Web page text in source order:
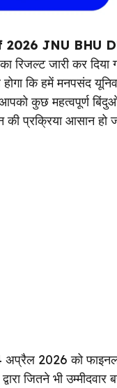
2026 JNU BHU
रिजल्ट जारी कर दिया
कि हमें मनपसंद
कुछ महत्वपूर्ण
प्रक्रिया आसान हो
2026 को
जितने भी उम्मीदवार